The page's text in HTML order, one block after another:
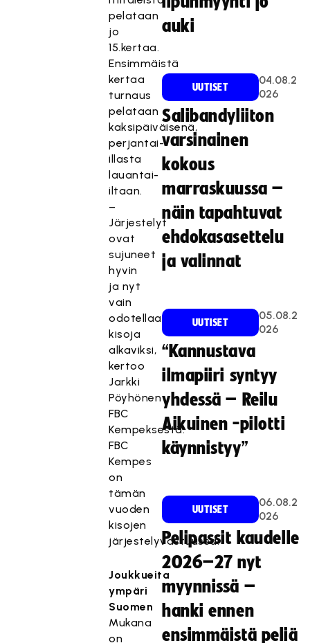
pelataan
jo
15.kertaa.
Ensimmäistä
kertaa
turnaus
pelataan
kaksipäiväisenä,
perjantai-
illasta
lauantai-
iltaan.
–
Järjestelyt
ovat
sujuneet
hyvin
ja nyt
vain
odotellaan
kisoja
alkaviksi,
kertoo
Jarkki
Pöyhönen
FBC
Kempeksestä.
FBC
Kempes
on
tämän
vuoden
kisojen
järjestelyvastuussa.
Joukkueita
ympäri
Suomen
Mukana
on
auki
UUTISET
04.08.2
026
Salibandyliiton
varsinainen
kokous
marraskuussa –
näin tapahtuvat
ehdokasasettelu
ja valinnat
UUTISET
05.08.2
026
“Kannustava
ilmapiiri syntyy
yhdessä – Reilu
Aikuinen -pilotti
käynnistyy”
UUTISET
06.08.2
026
Pelipassit kaudelle
2026–27 nyt
myynnissä –
hanki ennen
ensimmäistä peliä